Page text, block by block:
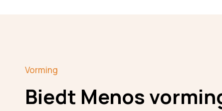
Vorming
Biedt Menos